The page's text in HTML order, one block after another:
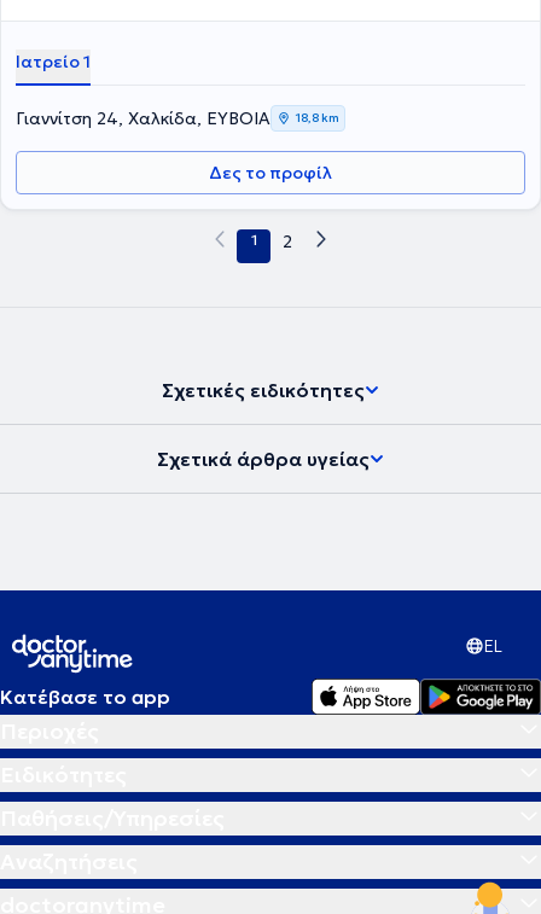
Ιατρείο 1
Γιαννίτση 24, Χαλκίδα, ΕΥΒΟΙΑ 18,8 km
Δες το προφίλ
1 2
Σχετικές ειδικότητες
Σχετικά άρθρα υγείας
EL
Κατέβασε το app